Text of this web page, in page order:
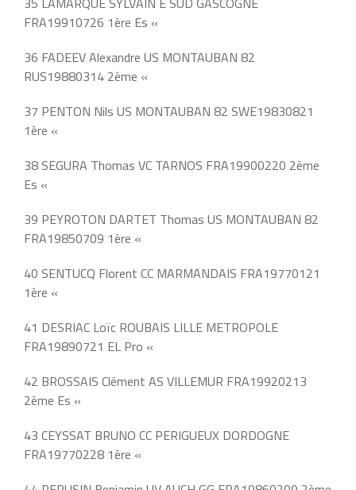
FRA19910726 1ère Es «
36 FADEEV Alexandre US MONTAUBAN 82
RUS19880314 2ème «
37 PENTON Nils US MONTAUBAN 82 SWE19830821
1ère «
38 SEGURA Thomas VC TARNOS FRA19900220 2ème
Es «
39 PEYROTON DARTET Thomas US MONTAUBAN 82
FRA19850709 1ère «
40 SENTUCQ Florent CC MARMANDAIS FRA19770121
1ère «
41 DESRIAC Loïc ROUBAIS LILLE METROPOLE
FRA19890721 EL Pro «
42 BROSSAIS Clément AS VILLEMUR FRA19920213
2ème Es «
43 CEYSSAT BRUNO CC PERIGUEUX DORDOGNE
FRA19770228 1ère «